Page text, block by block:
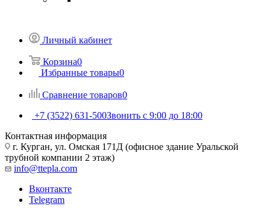
Личный кабинет
Корзина0
Избранные товары0
Сравнение товаров0
+7 (3522) 631-500Звонить с 9:00 до 18:00
Контактная информация
г. Курган, ул. Омская 171Д (офисное здание Уральской
трубной компании 2 этаж)
info@ttepla.com
Вконтакте
Telegram